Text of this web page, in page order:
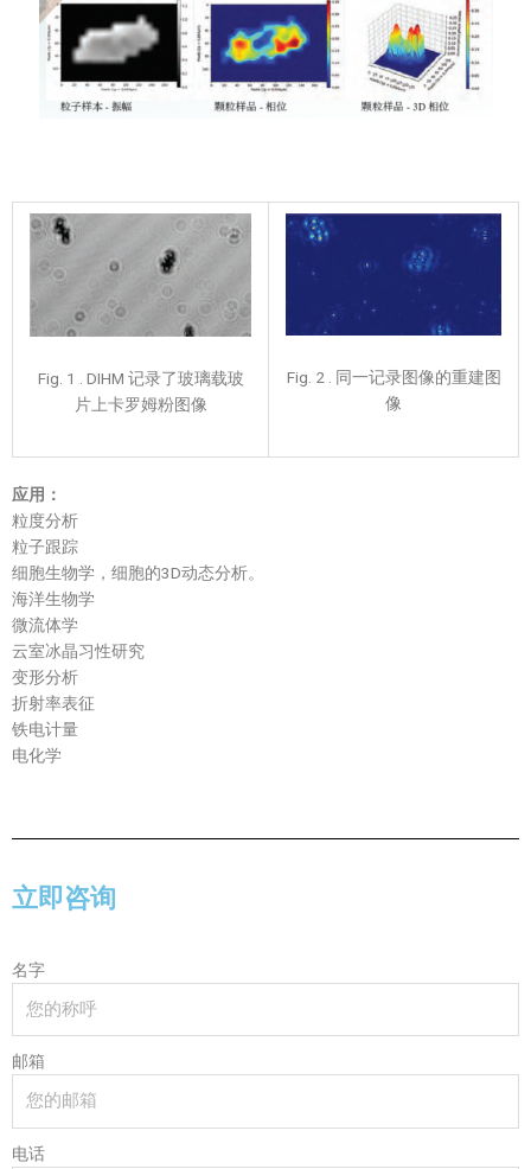
Fig. 1 . DIHM 记录了玻璃载玻
片上卡罗姆粉图像
Fig. 2 . 同一记录图像的重建图
像
应用：
粒度分析
粒子跟踪
细胞生物学，细胞的3D动态分析。
海洋生物学
微流体学
云室冰晶习性研究
变形分析
折射率表征
铁电计量
电化学
立即咨询
名字
邮箱
电话